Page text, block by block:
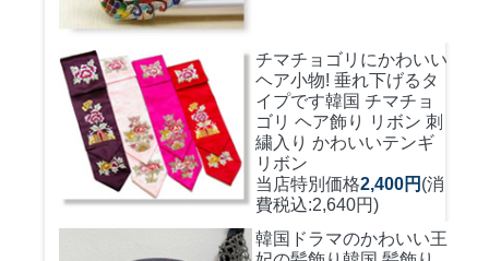
チマチョゴリにかわいい
ヘア小物! 垂れ下げるタ
イプです韓国 チマチョ
ゴリ ヘア飾り リボン 刺
繍入り かわいいテンギ
リボン
当店特別価格2,400円 (消
費税込:2,640円)
韓国ドラマのかわいい王